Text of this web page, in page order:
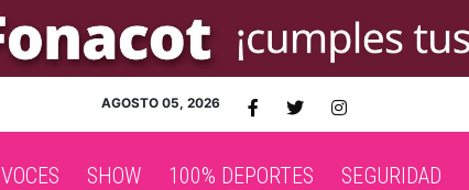
AGOSTO 05, 2026
VOCES SHOW 100% DEPORTES SEGURIDAD